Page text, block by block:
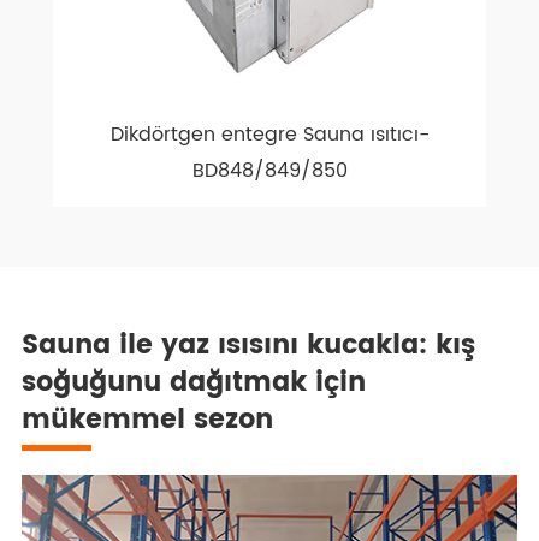
Dikdörtgen entegre Sauna ısıtıcı-
BD848/849/850
Sauna ile yaz ısısını kucakla: kış
soğuğunu dağıtmak için
mükemmel sezon